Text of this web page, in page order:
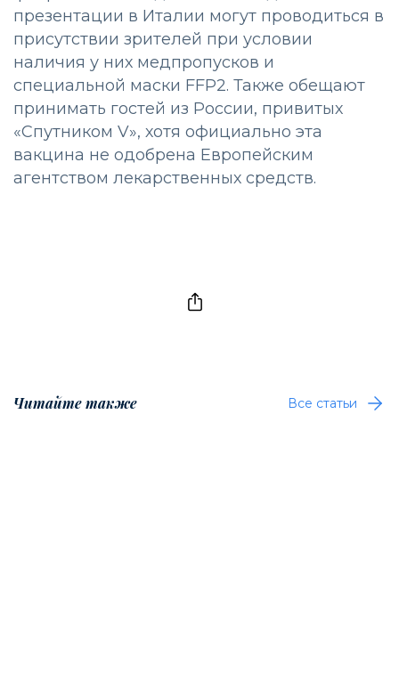
презентации в Италии могут проводиться в
присутствии зрителей при условии
наличия у них медпропусков и
специальной маски FFP2. Также обещают
принимать гостей из России, привитых
«Спутником V», хотя официально эта
вакцина не одобрена Европейским
агентством лекарственных средств.
Читайте также Все статьи